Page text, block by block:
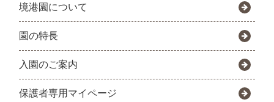
境港園について
園の特長
入園のご案内
保護者専用マイページ